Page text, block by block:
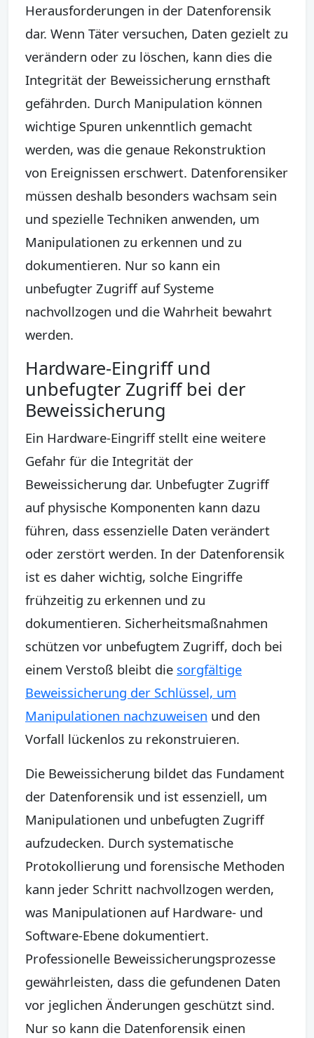
Herausforderungen in der Datenforensik
dar. Wenn Täter versuchen, Daten gezielt zu
verändern oder zu löschen, kann dies die
Integrität der Beweissicherung ernsthaft
gefährden. Durch Manipulation können
wichtige Spuren unkenntlich gemacht
werden, was die genaue Rekonstruktion
von Ereignissen erschwert. Datenforensiker
müssen deshalb besonders wachsam sein
und spezielle Techniken anwenden, um
Manipulationen zu erkennen und zu
dokumentieren. Nur so kann ein
unbefugter Zugriff auf Systeme
nachvollzogen und die Wahrheit bewahrt
werden.
Hardware-Eingriff und
unbefugter Zugriff bei der
Beweissicherung
Ein Hardware-Eingriff stellt eine weitere
Gefahr für die Integrität der
Beweissicherung dar. Unbefugter Zugriff
auf physische Komponenten kann dazu
führen, dass essenzielle Daten verändert
oder zerstört werden. In der Datenforensik
ist es daher wichtig, solche Eingriffe
frühzeitig zu erkennen und zu
dokumentieren. Sicherheitsmaßnahmen
schützen vor unbefugtem Zugriff, doch bei
einem Verstoß bleibt die sorgfältige
Beweissicherung der Schlüssel, um
Manipulationen nachzuweisen und den
Vorfall lückenlos zu rekonstruieren.
Die Beweissicherung bildet das Fundament
der Datenforensik und ist essenziell, um
Manipulationen und unbefugten Zugriff
aufzudecken. Durch systematische
Protokollierung und forensische Methoden
kann jeder Schritt nachvollzogen werden,
was Manipulationen auf Hardware- und
Software-Ebene dokumentiert.
Professionelle Beweissicherungsprozesse
gewährleisten, dass die gefundenen Daten
vor jeglichen Änderungen geschützt sind.
Nur so kann die Datenforensik einen